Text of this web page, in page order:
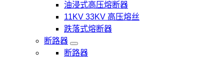
油浸式高压熔断器
11KV 33KV 高压熔丝
跌落式熔断器
断路器
断路器